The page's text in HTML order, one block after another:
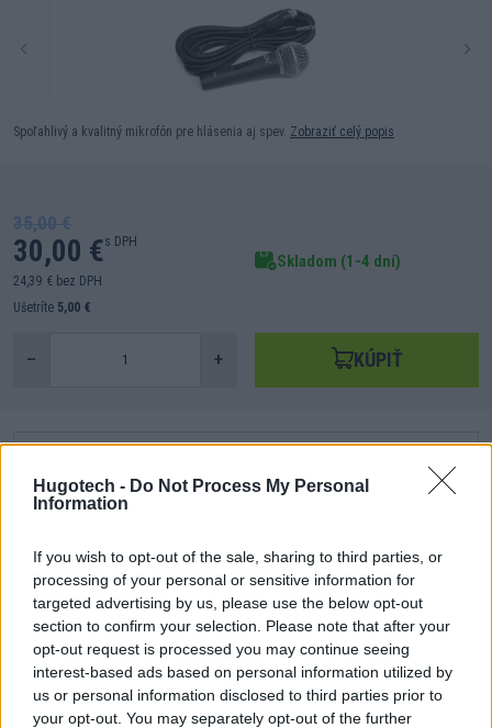
Hugotech - Do Not Process My Personal
Information
If you wish to opt-out of the sale, sharing to third parties, or
processing of your personal or sensitive information for
targeted advertising by us, please use the below opt-out
section to confirm your selection. Please note that after your
opt-out request is processed you may continue seeing
interest-based ads based on personal information utilized by
us or personal information disclosed to third parties prior to
your opt-out. You may separately opt-out of the further
Spoľahlivý a kvalitný mikrofón pre hlásenia aj spev. Zobraziť celý popis
35,00 €
30,00 €s DPH
24,39 € bez DPH
Ušetríte 5,00 €
Skladom (1-4 dní)
– + KÚPIŤ
Nakúpte nad 800,00 € a máte DOPRAVU ZDARMA
Kontaktujte nás na obchod@hugotech.sk
Informácie o produkte Parametre
Soundking EH 002 – Dynamický mikrofón